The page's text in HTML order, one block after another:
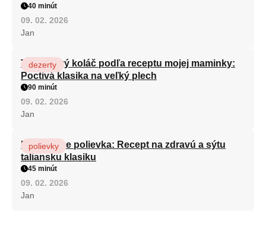
40 minút
09. 02. 2026
Jan
Tvarohový koláč podľa receptu mojej maminky:
Poctivá klasika na veľký plech
dezerty
90 minút
09. 02. 2026
Jan
Minestrone polievka: Recept na zdravú a sýtu
taliansku klasiku
polievky
45 minút
09. 02. 2026
Jan